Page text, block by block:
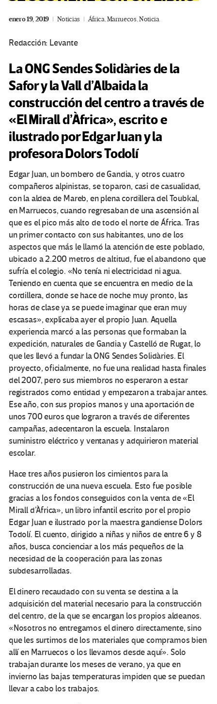
enero 19, 2019 Noticias África,Marruecos,Noticia
Redacción: Levante
La ONG Sendes Solidàries de la
Safor y la Vall d’Albaida la
construcción del centro a través de
«El Mirall d’Àfrica», escrito e
ilustrado por Edgar Juan y la
profesora Dolors Todolí
Edgar Juan, un bombero de Gandia, y otros cuatro
compañeros alpinistas, se toparon, casi de casualidad,
con la aldea de Mareb, en plena cordillera del Toubkal,
en Marruecos, cuando regresaban de una ascensión al
que es el pico más alto de todo el norte de África. Tras
un primer contacto con sus habitantes, uno de los
aspectos que más le llamó la atención de este poblado,
ubicado a 2.200 metros de altitud, fue el abandono que
sufría el colegio. «No tenía ni electricidad ni agua.
Teniendo en cuenta que se encuentra en medio de la
cordillera, donde se hace de noche muy pronto, las
horas de clase ya se puede imaginar que eran muy
escasas», explicaba ayer el propio Juan. Aquella
experiencia marcó a las personas que formaban la
expedición, naturales de Gandia y Castelló de Rugat, lo
que les llevó a fundar la ONG Sendes Solidàries. El
proyecto, oficialmente, no fue una realidad hasta finales
del 2007, pero sus miembros no esperaron a estar
registrados como entidad y empezaron a trabajar antes.
Ese año, con sus propios manos y una aportación de
unos 700 euros que lograron a través de diferentes
campañas, adecentaron la escuela. Instalaron
suministro eléctrico y ventanas y adquirieron material
escolar.
Hace tres años pusieron los cimientos para la
construcción de una nueva escuela. Esto fue posible
gracias a los fondos conseguidos con la venta de «El
Mirall d’Àfrica», un libro infantil escrito por el propio
Edgar Juan e ilustrado por la maestra gandiense Dolors
Todolí. El cuento, dirigido a niñas y niños de entre 6 y 8
años, busca concienciar a los más pequeños de la
necesidad de la cooperación para las zonas
subdesarrolladas.
El dinero recaudado con su venta se destina a la
adquisición del material necesario para la construcción
del centro, de la que se encargan los propios aldeanos.
«Nosotros no entregamos el dinero directamente, sino
que les surtimos de los materiales que compramos bien
allí en Marruecos o los llevamos desde aquí». Solo
trabajan durante los meses de verano, ya que en
invierno las bajas temperaturas impiden que se puedan
llevar a cabo los trabajos.